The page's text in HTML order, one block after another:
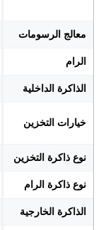
معالج الرسومات
الرام
الذاكرة الداخلية
خيارات التخزين
نوع ذاكرة التخزين
نوع ذاكرة الرام
الذاكرة الخارجية